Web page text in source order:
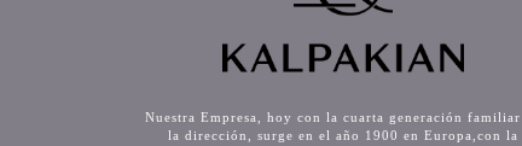
Nuestra Empresa, hoy con la cuarta generación familiar
la dirección, surge en el año 1900 en Europa,con la